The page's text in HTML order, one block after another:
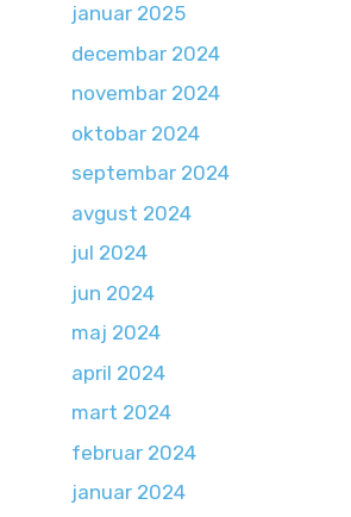
januar 2025
decembar 2024
novembar 2024
oktobar 2024
septembar 2024
avgust 2024
jul 2024
jun 2024
maj 2024
april 2024
mart 2024
februar 2024
januar 2024